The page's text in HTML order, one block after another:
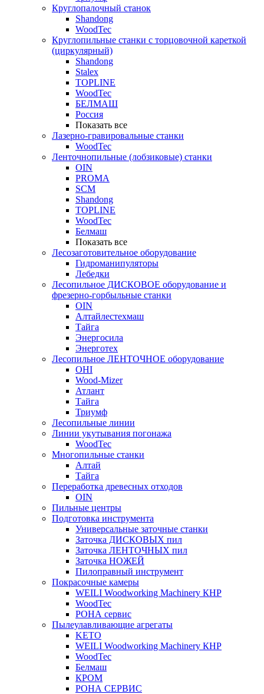
Круглопалочный станок
Shandong
WoodTec
Круглопильные станки с торцовочной кареткой
(циркулярный)
Shandong
Stalex
TOPLINE
WoodTec
БЕЛМАШ
Россия
Показать все
Лазерно-гравировальные станки
WoodTec
Ленточнопильные (лобзиковые) станки
OIN
PROMA
SCM
Shandong
TOPLINE
WoodTec
Белмаш
Показать все
Лесозаготовительное оборудование
Гидроманипуляторы
Лебедки
Лесопильное ДИСКОВОЕ оборудование и
фрезерно-горбыльные станки
OIN
Алтайлестехмаш
Тайга
Энергосила
Энерготех
Лесопильное ЛЕНТОЧНОЕ оборудование
OHI
Wood-Mizer
Атлант
Тайга
Триумф
Лесопильные линии
Линии укутывания погонажа
WoodTec
Многопильные станки
Алтай
Тайга
Переработка древесных отходов
OIN
Пильные центры
Подготовка инструмента
Универсальные заточные станки
Заточка ДИСКОВЫХ пил
Заточка ЛЕНТОЧНЫХ пил
Заточка НОЖЕЙ
Пилоправный инструмент
Покрасочные камеры
WEILI Woodworking Machinery КНР
WoodTec
РОНА сервис
Пылеулавливающие агрегаты
KETO
WEILI Woodworking Machinery КНР
WoodTec
Белмаш
КРОМ
РОНА СЕРВИС